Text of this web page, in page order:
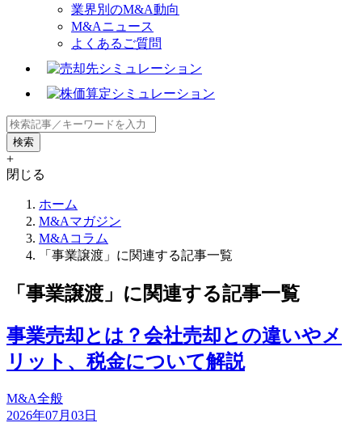
業界別のM&A動向
M&Aニュース
よくあるご質問
+
閉じる
ホーム
M&Aマガジン
M&Aコラム
「事業譲渡」に関連する記事一覧
「事業譲渡」に関連する記事一覧
事業売却とは？会社売却との違いやメ
リット、税金について解説
M&A全般
2026年07月03日